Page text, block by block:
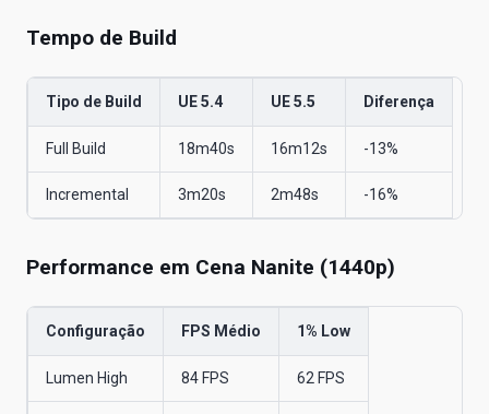
Tempo de Build
Tipo de Build UE 5.4 UE 5.5 Diferença
Full Build 18m40s 16m12s -13%
Incremental 3m20s 2m48s -16%
Performance em Cena Nanite (1440p)
Configuração FPS Médio 1% Low
Lumen High 84 FPS 62 FPS